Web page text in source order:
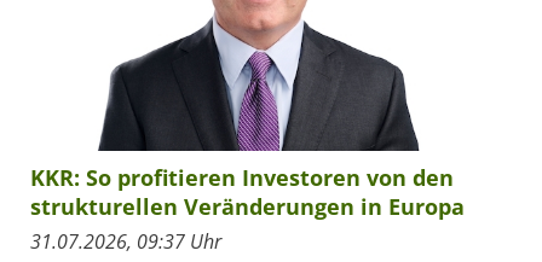
KKR: So profitieren Investoren von den
strukturellen Veränderungen in Europa
31.07.2026, 09:37 Uhr